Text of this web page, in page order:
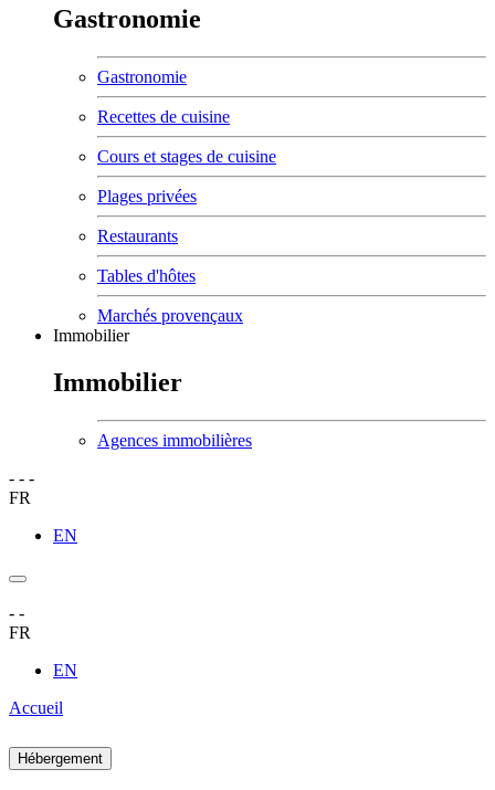
Gastronomie
Gastronomie
Recettes de cuisine
Cours et stages de cuisine
Plages privées
Restaurants
Tables d'hôtes
Marchés provençaux
Immobilier
Immobilier
Agences immobilières
- - -
FR
EN
- -
FR
EN
Accueil
Hébergement